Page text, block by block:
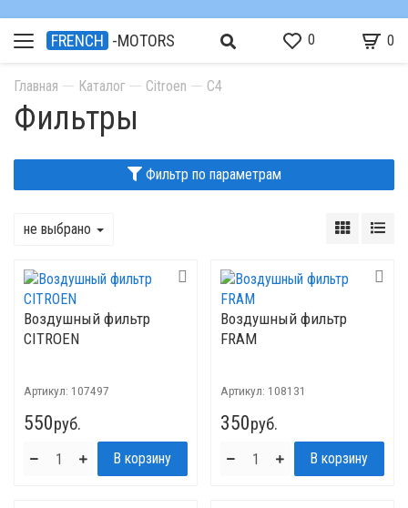
FRENCH -MOTORS 0 0
Главная Каталог Citroen C4
Фильтры
Фильтр по параметрам
не выбрано
Воздушный фильтр
CITROEN
Артикул: 107497
550руб.
Воздушный фильтр
FRAM
Артикул: 108131
350руб.